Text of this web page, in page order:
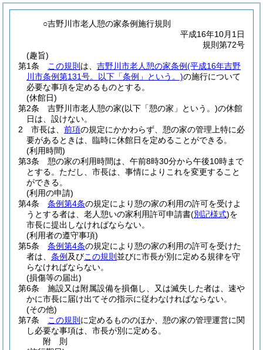
○吉野川市老人憩の家条例施行規則
平成16年10月1日
規則第72号
(趣旨)
第1条
この規則 は、 吉野川市老人憩の家条例(平成16年吉野
川市条例第131号。以下「条例」という。)の施行について
必要な事項を定めるものとする。
(休館日)
第2条
吉野川市老人憩の家(以下「憩の家」という。)の休館
日は、設けない。
2
市長は、 前項の規定にかかわらず、憩の家の管理上特に必
要があるときは、臨時に休館日を定めることができる。
(利用時間)
第3条
憩の家の利用時間は、午前8時30分から午後10時まで
とする。 ただし、市長は、事情によりこれを変更すること
ができる。
(利用の申請)
第4条
条例第4条の規定により憩の家の利用の許可を受けよ
うとする者は、老人憩いの家利用許可申請書(別記様式)を
市長に提出しなければならない。
(利用者の遵守事項)
第5条
条例第4条の規定により憩の家の利用の許可を受けた
者は、 条例 及びこの規則 並びに市長が別に定める規律を守
らなければならない。
(損傷等の届出)
第6条
施設又は附属設備を損傷し、又は滅失した者は、速や
かに市長に届け出てその指示に従わなければならない。
(その他)
第7条
この規則 に定めるもののほか、憩の家の管理運営に関
し必要な事項は、市長が別に定める。
附 則